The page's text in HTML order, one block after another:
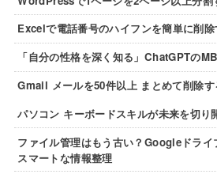
Excelで電話番号のハイフンを簡単に削除
「自分の性格を深く知る」ChatGPTの
Gmail メールを50件以上 まとめて削除す
パソコン キーボードスキルが未来を切り
ファイル管理はもう古い？Googleドライ
スマートな情報整理